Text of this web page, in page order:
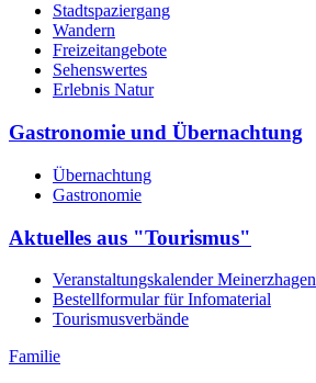
Stadtspaziergang
Wandern
Freizeitangebote
Sehenswertes
Erlebnis Natur
Gastronomie und Übernachtung
Übernachtung
Gastronomie
Aktuelles aus "Tourismus"
Veranstaltungskalender Meinerzhagen
Bestellformular für Infomaterial
Tourismusverbände
Familie